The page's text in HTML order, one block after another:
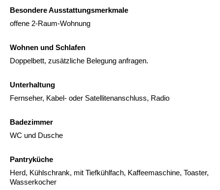
Besondere Ausstattungsmerkmale
offene 2-Raum-Wohnung
Wohnen und Schlafen
Doppelbett, zusätzliche Belegung anfragen.
Unterhaltung
Fernseher, Kabel- oder Satellitenanschluss, Radio
Badezimmer
WC und Dusche
Pantryküche
Herd, Kühlschrank, mit Tiefkühlfach, Kaffeemaschine, Toaster,
Wasserkocher